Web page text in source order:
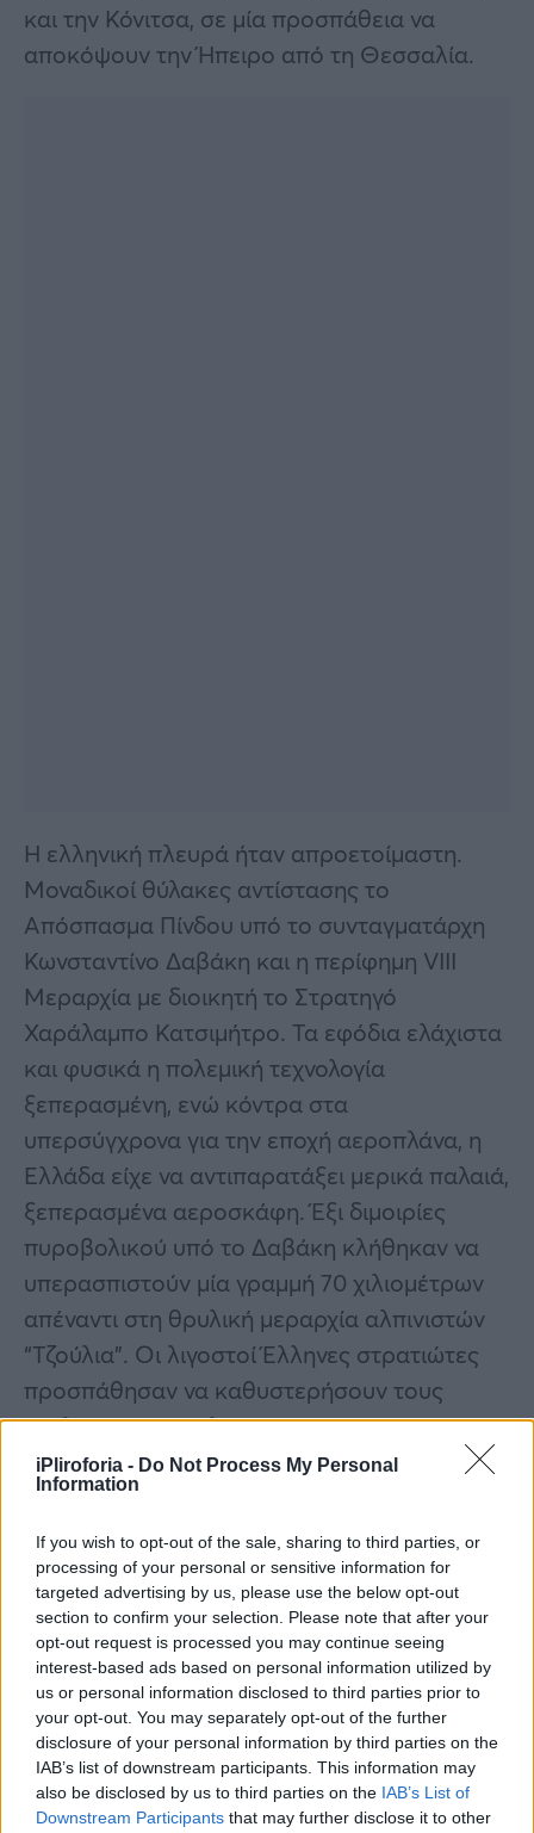
iPliroforia - Do Not Process My Personal
Information
If you wish to opt-out of the sale, sharing to third parties, or
processing of your personal or sensitive information for
targeted advertising by us, please use the below opt-out
section to confirm your selection. Please note that after your
opt-out request is processed you may continue seeing
interest-based ads based on personal information utilized by
us or personal information disclosed to third parties prior to
your opt-out. You may separately opt-out of the further
disclosure of your personal information by third parties on the
IAB’s list of downstream participants. This information may
also be disclosed by us to third parties on the IAB’s List of
Downstream Participants that may further disclose it to other
και την Κόνιτσα, σε μία προσπάθεια να
αποκόψουν την Ήπειρο από τη Θεσσαλία.
Η ελληνική πλευρά ήταν απροετοίμαστη.
Μοναδικοί θύλακες αντίστασης το
Απόσπασμα Πίνδου υπό το συνταγματάρχη
Κωνσταντίνο Δαβάκη και η περίφημη VIII
Μεραρχία με διοικητή το Στρατηγό
Χαράλαμπο Κατσιμήτρο. Τα εφόδια ελάχιστα
και φυσικά η πολεμική τεχνολογία
ξεπερασμένη, ενώ κόντρα στα
υπερσύγχρονα για την εποχή αεροπλάνα, η
Ελλάδα είχε να αντιπαρατάξει μερικά παλαιά,
ξεπερασμένα αεροσκάφη. Έξι διμοιρίες
πυροβολικού υπό το Δαβάκη κλήθηκαν να
υπερασπιστούν μία γραμμή 70 χιλιομέτρων
απέναντι στη θρυλική μεραρχία αλπινιστών
“Τζούλια”. Οι λιγοστοί Έλληνες στρατιώτες
προσπάθησαν να καθυστερήσουν τους
επελαύνοντες Ιταλούς, οι οποίοι επί τρεις
ημέρες σάρωναν το σκληρό έδαφος της
Ηπείρου φθάνοντας έως το Μέτσοβο.Ήταν 3
Νοεμβρίου όταν οι πρώτες ενισχύσεις
έφτασαν με την Ι Μεραρχία Πεζικού της V
Ταξιαρχία Πεζικού και η Μεραρχία Ιππικού
ανέλαβαν το δύσκολο έργο να ανακόψουν
την ιταλική επέλαση. Από εκείνη τη στιγμή, ο
πόλεμος πήρε νέα τροπή. Οι ελληνικές
δυνάμεις ξεκίνησαν να αποκρούουν τις
επιθέσεις και στις 10 Νοεμβρίου ανάγκασαν
τους Ιταλούς αλπινιστές να υποχωρήσουν.